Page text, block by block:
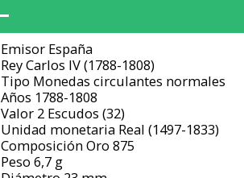
Emisor España
Rey Carlos IV (1788-1808)
Tipo Monedas circulantes normales
Años 1788-1808
Valor 2 Escudos (32)
Unidad monetaria Real (1497-1833)
Composición Oro 875
Peso 6,7 g